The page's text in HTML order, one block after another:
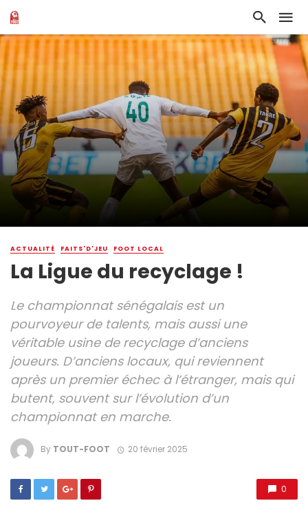
ACTUALITÉ FAITS'D'JEU FOOT LOCAL
La Ligue du recyclage !
Le championnat sénégalais est un
pourvoyeur de talents, mais aussi une
véritable usine de recyclage d’anciens
joueurs. D’anciens locaux, qui reviennent
après un premier échec à l’étranger, mais qui
butent, souvent sur l’évolution d’un
championnat en marche.
By TOUT-FOOT 20 février 2025
0